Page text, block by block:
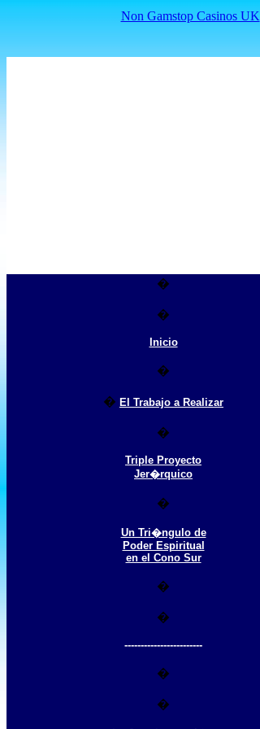
Non Gamstop Casinos UK
�
�
Inicio
�
� El Trabajo a Realizar
�
Triple Proyecto
Jer�rquico
�
Un Tri�ngulo de
Poder Espiritual
en el Cono Sur
�
�
------------------------
�
�